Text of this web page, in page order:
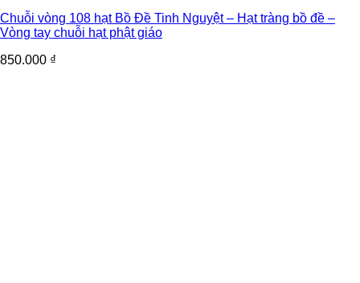
Chuỗi vòng 108 hạt Bồ Đề Tinh Nguyệt – Hạt tràng bồ đề –
Vòng tay chuỗi hạt phật giáo
850.000 ₫